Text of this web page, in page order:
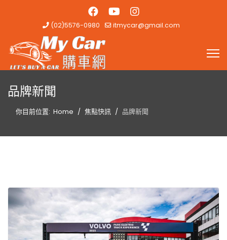
(02)5576-0980 itmycar@gmail.com
品牌新聞
你目前位置: Home 焦點快訊 品牌新聞